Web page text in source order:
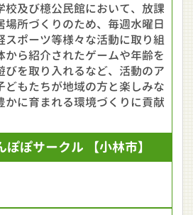
及び檍公民館において、放課
場所づくりのため、毎週水曜日
スポーツ等様々な活動に取り組
から紹介されたゲームや年齢を
びを取り入れるなど、活動のア
どもたちが地域の方と楽しみな
かに育まれる環境づくりに貢献
ぽぽサークル 【小林市】